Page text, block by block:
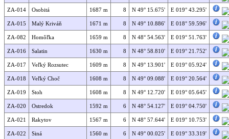
ZA-014 Osobitá 1687 m 8 N 49° 15.675' E 019° 43.295'
ZA-015 Malý Kriváň 1671 m 8 N 49° 10.886' E 018° 59.596'
ZA-082 Homôľka 1659 m 8 N 48° 54.563' E 019° 51.763'
ZA-016 Salatin 1630 m 8 N 48° 58.810' E 019° 21.752'
ZA-017 Veľký Rozsutec 1609 m 8 N 49° 13.901' E 019° 05.924'
ZA-018 Veľký Choč 1608 m 8 N 49° 09.088' E 019° 20.564'
ZA-019 Stoh 1608 m 8 N 49° 12.720' E 019° 05.645'
ZA-020 Ostredok 1592 m 6 N 48° 54.127' E 019° 04.750'
ZA-021 Rakytov 1567 m 6 N 48° 57.644' E 019° 10.753'
ZA-022 Siná 1560 m 6 N 49° 00.025' E 019° 33.319'